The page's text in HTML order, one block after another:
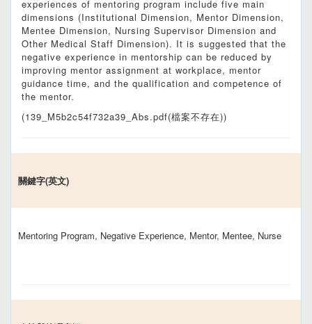
experiences of mentoring program include five main
dimensions (Institutional Dimension, Mentor Dimension,
Mentee Dimension, Nursing Supervisor Dimension and
Other Medical Staff Dimension). It is suggested that the
negative experience in mentorship can be reduced by
improving mentor assignment at workplace, mentor
guidance time, and the qualification and competence of
the mentor.
(139_M5b2c54f732a39_Abs.pdf(檔案不存在))
關鍵字(英文)
Mentoring Program, Negative Experience, Mentor, Mentee, Nurse